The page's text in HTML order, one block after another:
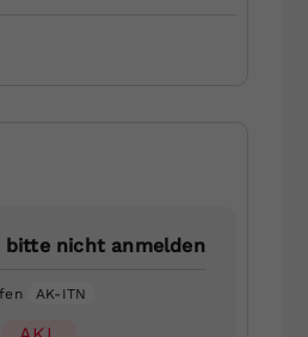
bitte nicht anmelden
AK-ITN